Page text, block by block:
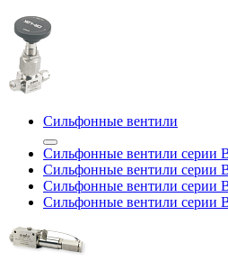
Сильфонные вентили
Сильфонные вентили серии
Сильфонные вентили серии
Сильфонные вентили серии
Сильфонные вентили серии